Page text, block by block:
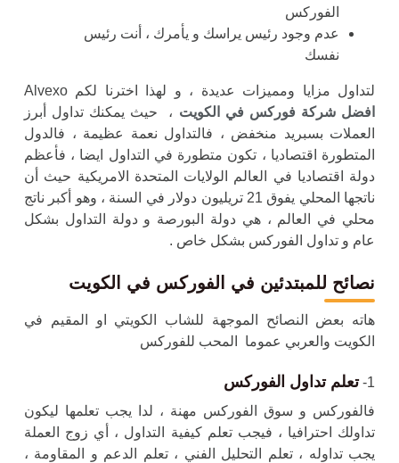
الفوركس
عدم وجود رئيس يراسك و يأمرك ، أنت رئيس
نفسك
لتداول مزايا ومميزات عديدة ، و لهذا اخترنا لكم Alvexo
افضل شركة فوركس في الكويت ، حيث يمكنك تداول أبرز
العملات بسبريد منخفض ، فالتداول نعمة عظيمة ، فالدول
المتطورة اقتصاديا ، تكون متطورة في التداول ايضا ، فأعظم
دولة اقتصاديا في العالم الولايات المتحدة الامريكية حيث أن
ناتجها المحلي يفوق 21 تريليون دولار في السنة ، وهو أكبر ناتج
محلي في العالم ، هي دولة البورصة و دولة التداول بشكل
عام و تداول الفوركس بشكل خاص .
نصائح للمبتدئين في الفوركس في الكويت
هاته بعض النصائح الموجهة للشاب الكويتي او المقيم في
الكويت والعربي عموما المحب للفوركس
1- تعلم تداول الفوركس
فالفوركس و سوق الفوركس مهنة ، لدا يجب تعلمها ليكون
تداولك احترافيا ، فيجب تعلم كيفية التداول ، أي زوج العملة
يجب تداوله ، تعلم التحليل الفني ، تعلم الدعم و المقاومة ،